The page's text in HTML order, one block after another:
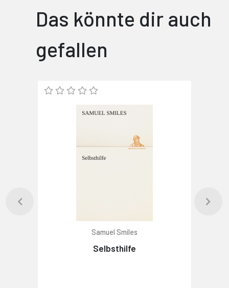
Das könnte dir auch
gefallen
Samuel Smiles
Selbsthilfe